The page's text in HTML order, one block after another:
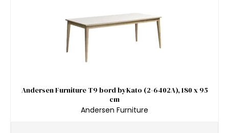
Andersen Furniture T9 bord byKato (2-6402A), 180 x 95
cm
Andersen Furniture